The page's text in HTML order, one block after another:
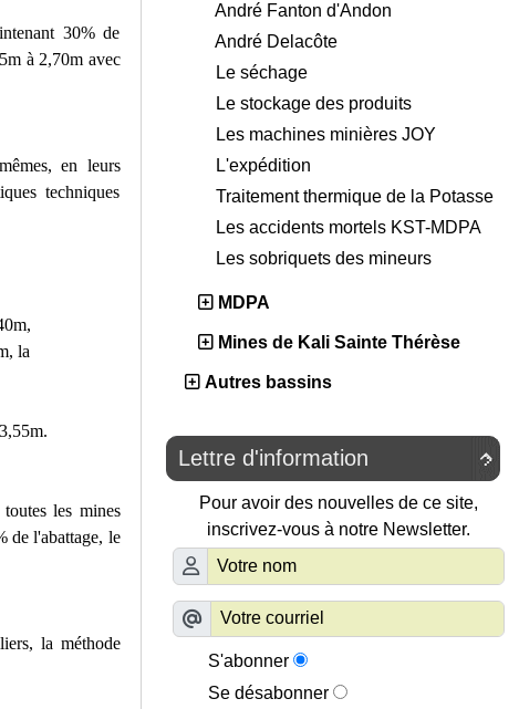
30% de
à 2,70m avec
en leurs
techniques
la
les mines
de l'abattage, le
la méthode
André Fanton d'Andon
André Delacôte
Le séchage
Le stockage des produits
Les machines minières JOY
L'expédition
Traitement thermique de la Potasse
Les accidents mortels KST-MDPA
Les sobriquets des mineurs
MDPA
Mines de Kali Sainte Thérèse
Autres bassins

Lettre d'information
Pour avoir des nouvelles de ce site,
inscrivez-vous à notre Newsletter.
S'abonner
Se désabonner